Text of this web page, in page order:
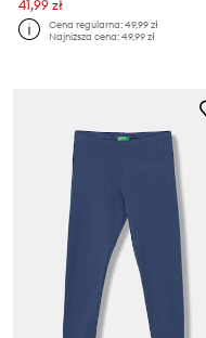
41,99 zł
Cena regularna:49,99 zł
Najniższa cena:49,99 zł